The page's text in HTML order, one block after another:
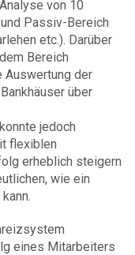
von 10
Passiv-Bereich
etc.). Darüber
Bereich
Auswertung der
über
jedoch
flexiblen
erheblich steigern
wie ein
eines Mitarbeiters